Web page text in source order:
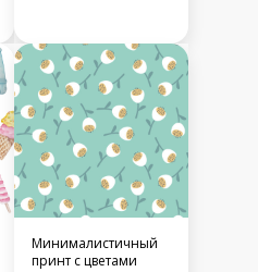
Минималистичный
принт с цветами